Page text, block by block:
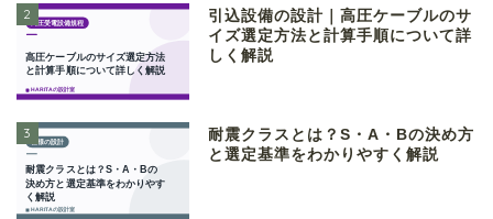
2
引込設備の設計｜高圧ケーブルのサ
イズ選定方法と計算手順について詳
しく解説
3
耐震クラスとは？S・A・Bの決め方
と選定基準をわかりやすく解説